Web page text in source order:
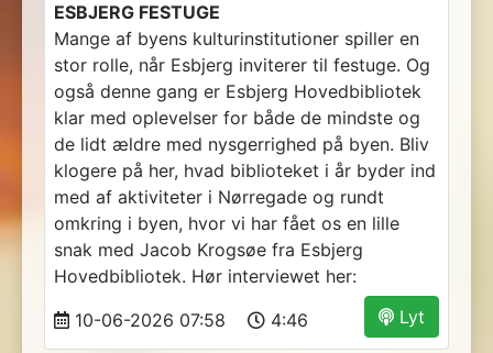
ESBJERG FESTUGE
Mange af byens kulturinstitutioner spiller en
stor rolle, når Esbjerg inviterer til festuge. Og
også denne gang er Esbjerg Hovedbibliotek
klar med oplevelser for både de mindste og
de lidt ældre med nysgerrighed på byen. Bliv
klogere på her, hvad biblioteket i år byder ind
med af aktiviteter i Nørregade og rundt
omkring i byen, hvor vi har fået os en lille
snak med Jacob Krogsøe fra Esbjerg
Hovedbibliotek. Hør interviewet her:
Lyt
10-06-2026 07:58 4:46